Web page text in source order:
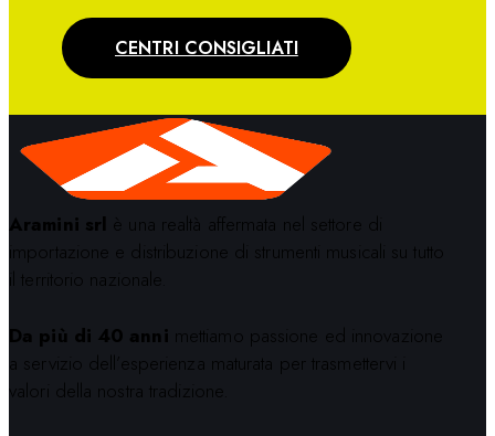
CENTRI CONSIGLIATI
Aramini srl è una realtà affermata nel settore di
importazione e distribuzione di strumenti musicali su tutto
il territorio nazionale.
Da più di 40 anni mettiamo passione ed innovazione
a servizio dell’esperienza maturata per trasmettervi i
valori della nostra tradizione.